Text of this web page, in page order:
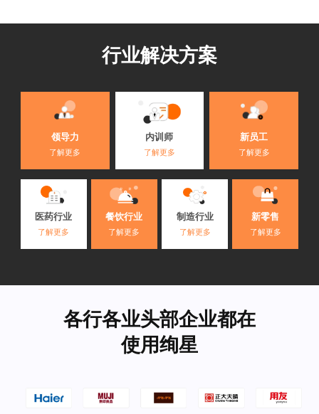
行业解决方案
领导力
了解更多
内训师
了解更多
新员工
了解更多
医药行业
了解更多
餐饮行业
了解更多
制造行业
了解更多
新零售
了解更多
各行各业头部企业都在
使用绚星